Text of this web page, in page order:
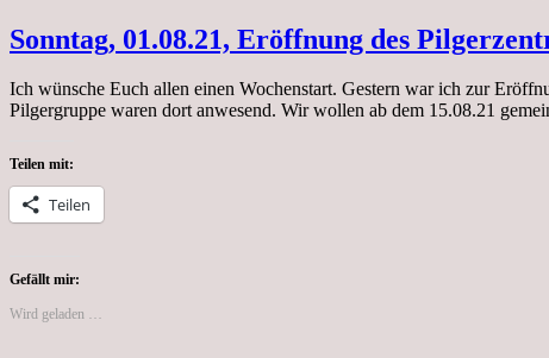
Sonntag, 01.08.21, Eröffnung des
Ich wünsche Euch allen einen Wochenstart. Gestern war ich zur
Pilgergruppe waren dort anwesend. Wir wollen ab dem 15.08.21
Teilen mit:
Teilen
Gefällt mir:
Wird geladen …